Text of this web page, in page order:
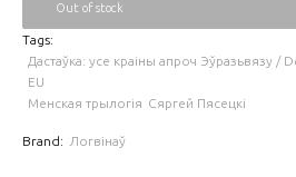
Out of stock
Tags:
Дастаўка: усе краіны апроч Эўразьвязу /
EU
Менская трылогія Сяргей Пясецкі
Brand: Логвінаў